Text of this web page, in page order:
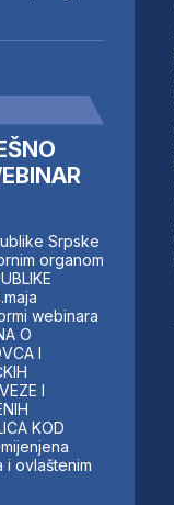
Srpske
organom
webinara
O
I
I
KOD
i ovlaštenim